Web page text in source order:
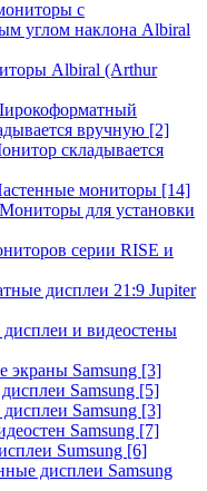
с
углом наклона Albiral
Albiral (Arthur
вручную [2]
складывается
мониторы [14]
для установки
серии RISE и
дисплеи 21:9 Jupiter
и видеостены
экраны Samsung [3]
Samsung [5]
Samsung [3]
Samsung [7]
Sumsung [6]
дисплеи Samsung